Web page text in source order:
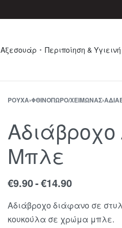
Αξεσουάρ Περιποίηση & Υγιεινή
ΡΟΎΧΑ›ΦΘΙΝΌΠΩΡΟ/ΧΕΙΜΏΝΑΣ›
Μπλε
€9.90 €14.90
Αδιάβροχο διάφανο σε
κουκούλα σε χρώμα μπλε.